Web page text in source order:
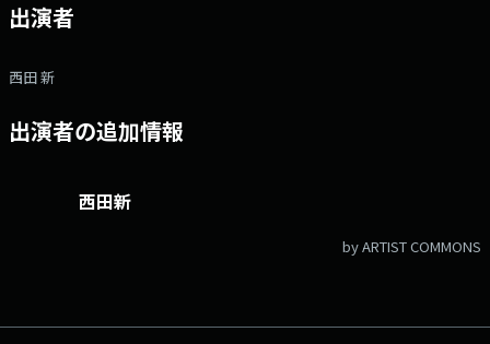
出演者
西田 新
出演者の追加情報
西田新
by ARTIST COMMONS